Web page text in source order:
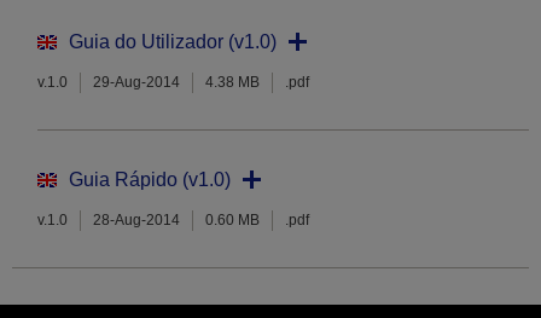
Guia do Utilizador (v1.0)
v.1.0 29-Aug-2014 4.38 MB .pdf
Guia Rápido (v1.0)
v.1.0 28-Aug-2014 0.60 MB .pdf